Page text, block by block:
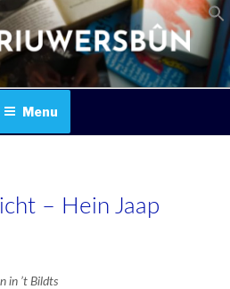
Menu
– Hein Jaap
in ’t Bildts